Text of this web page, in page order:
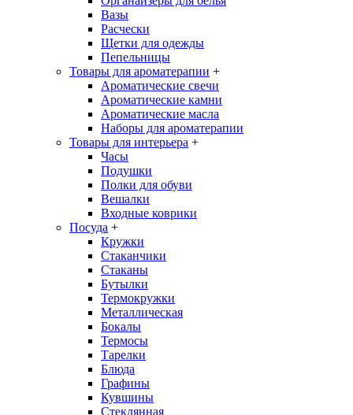
Вазы
Расчески
Щетки для одежды
Пепельницы
Товары для ароматерапии +
Ароматические свечи
Ароматические камни
Ароматические масла
Наборы для ароматерапии
Товары для интерьера +
Часы
Подушки
Полки для обуви
Вешалки
Входные коврики
Посуда +
Кружки
Стаканчики
Стаканы
Бутылки
Термокружки
Металлическая
Бокалы
Термосы
Тарелки
Блюда
Графины
Кувшины
Стеклянная